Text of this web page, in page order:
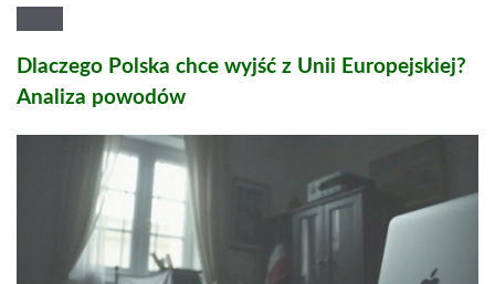
Dlaczego Polska chce wyjść z Unii Europejskiej?
Analiza powodów